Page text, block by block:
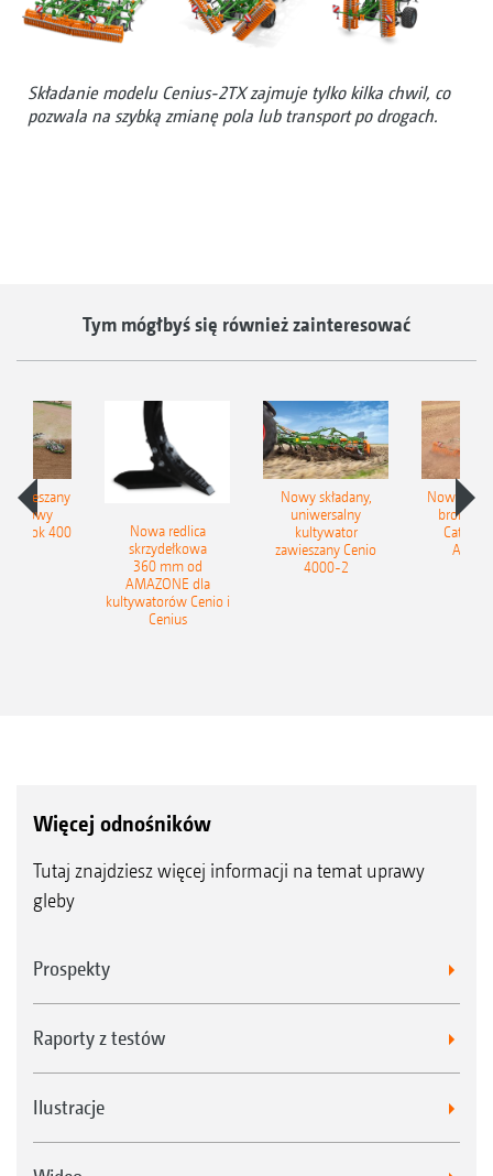
Składanie modelu Cenius-2TX zajmuje tylko kilka chwil, co
pozwala na szybką zmianę pola lub transport po drogach.
Tym mógłbyś się również zainteresować
Tyrok 400
Nowa redlica
skrzydełkowa
360 mm od
AMAZONE dla
kultywatorów Cenio i
Cenius
Nowy składany,
uniwersalny
kultywator
zawieszany Cenio
4000-2
Nowe
brony
Więcej odnośników
Tutaj znajdziesz więcej informacji na temat uprawy
gleby
Prospekty
Raporty z testów
Ilustracje